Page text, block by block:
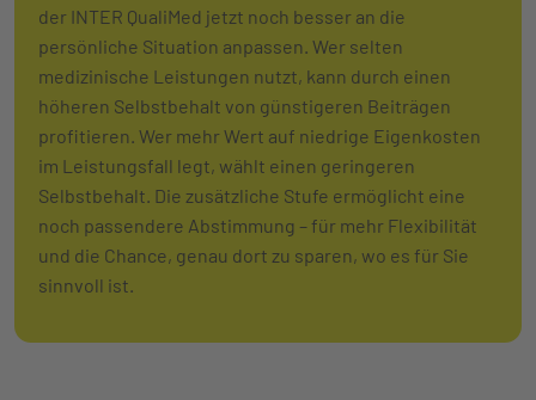
der INTER QualiMed jetzt noch besser an die
persönliche Situation anpassen. Wer selten
medizinische Leistungen nutzt, kann durch einen
höheren Selbstbehalt von günstigeren Beiträgen
profitieren. Wer mehr Wert auf niedrige Eigenkosten
im Leistungsfall legt, wählt einen geringeren
Selbstbehalt. Die zusätzliche Stufe ermöglicht eine
noch passendere Abstimmung – für mehr Flexibilität
und die Chance, genau dort zu sparen, wo es für Sie
sinnvoll ist.